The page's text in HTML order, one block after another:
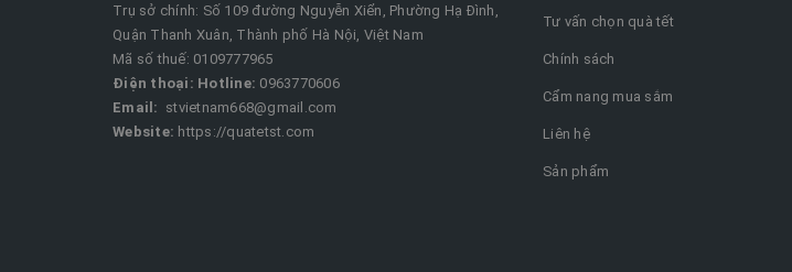
Trụ sở chính: Số 109 đường Nguyễn Xiển, Phường Hạ Đình,
Quận Thanh Xuân, Thành phố Hà Nội, Việt Nam
Mã số thuế: 0109777965
Điện thoại: Hotline: 0963770606
Email: stvietnam668@gmail.com
Website: https://quatetst.com
Tư vấn chọn quà tết
Chính sách
Cẩm nang mua sắm
Liên hệ
Sản phẩm